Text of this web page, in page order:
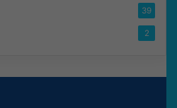
39
2